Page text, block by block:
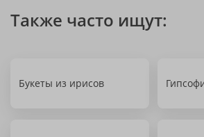
Также часто ищут:
Букеты из ирисов